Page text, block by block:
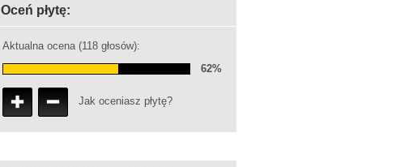
Oceń płytę:
Aktualna ocena (118 głosów):
62%
Jak oceniasz płytę?